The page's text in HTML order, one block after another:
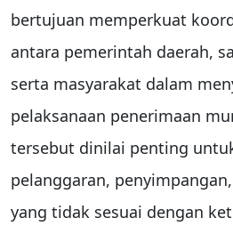
bertujuan memperkuat
antara pemerintah daerah,
serta masyarakat dalam
pelaksanaan penerimaan
tersebut dinilai penting
pelanggaran,
yang tidak sesuai dengan